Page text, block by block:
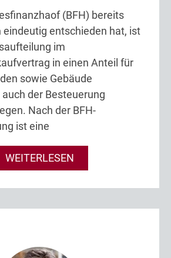
(BFH) bereits
eindeutig entschieden hat, ist
im
in einen Anteil für
sowie Gebäude
der Besteuerung
Nach der BFH-
ist eine
WEITERLESEN